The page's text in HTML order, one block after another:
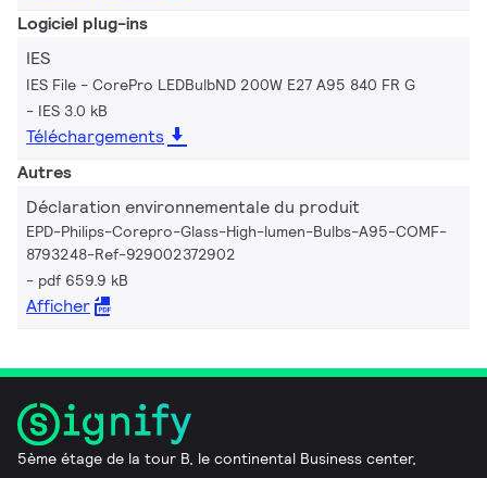
Logiciel plug-ins
IES
IES File - CorePro LEDBulbND 200W E27 A95 840 FR G
IES 3.0 kB
Téléchargements
Autres
Déclaration environnementale du produit
EPD-Philips-Corepro-Glass-High-lumen-Bulbs-A95-COMF-
8793248-Ref-929002372902
pdf 659.9 kB
Afficher
5ème étage de la tour B, le continental Business center,